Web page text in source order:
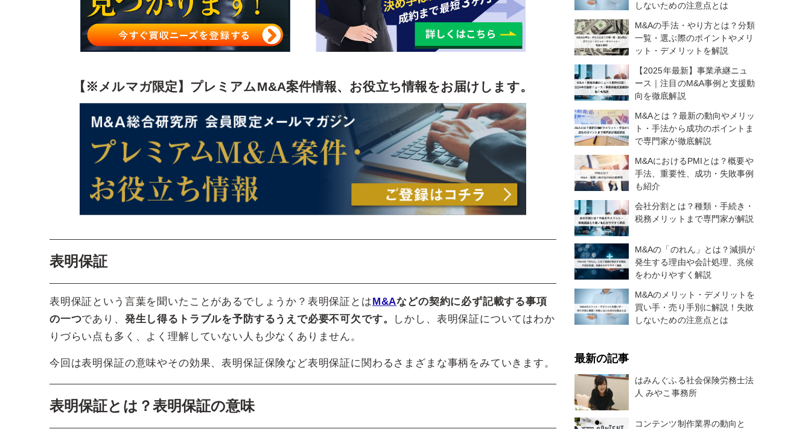
表明保証違反に関する実際の判例
クロスボーダーM&Aの際に使われている表明保証保険
【※メルマガ限定】プレミアムM&A案件情報、お役立ち情報をお届けします。
表明保証
表明保証という言葉を聞いたことがあるでしょうか？表明保証とはM&Aなどの契約に必ず記載する事項
の一つであり、 発生し得るトラブルを予防するうえで必要不可欠です。
しかし、表明保証についてはわか
りづらい点も多く、よく理解していない人も少なくありません。
今回は表明保証の意味やその効果、表明保証保険など表明保証に関わるさまざまな事柄をみていきます。
表明保証とは？表明保証の意味
しないための注意点とは
M&Aの手法・やり方とは？分類
一覧・選ぶ際のポイントやメリ
ット・デメリットを解説
【2025年最新】事業承継ニュ
ース｜注目のM&A事例と支援動
向を徹底解説
M&Aとは？最新の動向やメリッ
ト・手法から成功のポイントま
で専門家が徹底解説
M&AにおけるPMIとは？概要や
手法、重要性、成功・失敗事例
も紹介
会社分割とは？種類・手続き・
税務メリットまで専門家が解説
M&Aの「のれん」とは？減損が
発生する理由や会計処理、兆候
をわかりやすく解説
M&Aのメリット・デメリットを
買い手・売り手別に解説！失敗
しないための注意点とは
最新の記事
はみんぐふる社会保険労務士法
人 みやこ事務所
コンテンツ制作業界の動向と